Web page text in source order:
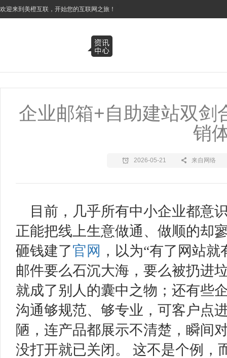
欢迎来到美橙互联，开始您的互联网之旅！
企业邮箱+自助建站双剑
销
2026-05-21 来自网络
目前，几乎所有中小企业都意
正能把线上生意做通、做顺的却
砸钱建了官网 ，以为“有了网站
邮件要么石沉大海，要么被扔进
就成了别人的囊中之物；还有些
沟通够规范、够专业，可客户点
陋，连产品都展示不清楚，瞬间
没打开就已关闭。 这不是个例，